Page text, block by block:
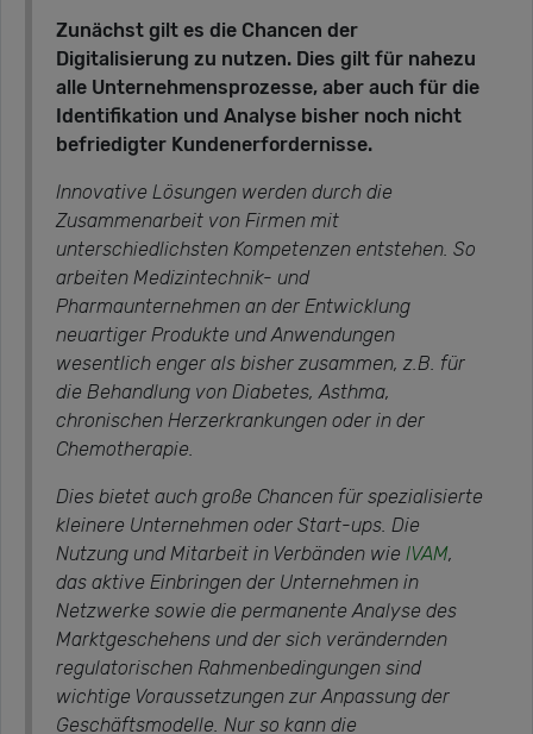
Zunächst gilt es die Chancen der
Digitalisierung zu nutzen. Dies gilt für nahezu
alle Unternehmensprozesse, aber auch für die
Identifikation und Analyse bisher noch nicht
befriedigter Kundenerfordernisse.
Innovative Lösungen werden durch die
Zusammenarbeit von Firmen mit
unterschiedlichsten Kompetenzen entstehen. So
arbeiten Medizintechnik- und
Pharmaunternehmen an der Entwicklung
neuartiger Produkte und Anwendungen
wesentlich enger als bisher zusammen, z.B. für
die Behandlung von Diabetes, Asthma,
chronischen Herzerkrankungen oder in der
Chemotherapie.
Dies bietet auch große Chancen für spezialisierte
kleinere Unternehmen oder Start-ups. Die
Nutzung und Mitarbeit in Verbänden wie IVAM,
das aktive Einbringen der Unternehmen in
Netzwerke sowie die permanente Analyse des
Marktgeschehens und der sich verändernden
regulatorischen Rahmenbedingungen sind
wichtige Voraussetzungen zur Anpassung der
Geschäftsmodelle. Nur so kann die